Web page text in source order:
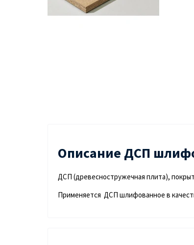
Описание ДСП
ДСП (древесностружечная плита),
Применяется ДСП шлифованное в